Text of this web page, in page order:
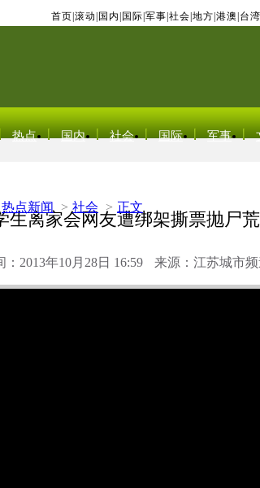
首页 滚动 国内 国际 军事 社会 地方 港澳 台湾
热点 国内 社会 国际 军事
热点新闻 > 社会 > 正文
生离家会网友遭绑架撕票抛尸
：2013年10月28日 16:59 来源：江苏城市频